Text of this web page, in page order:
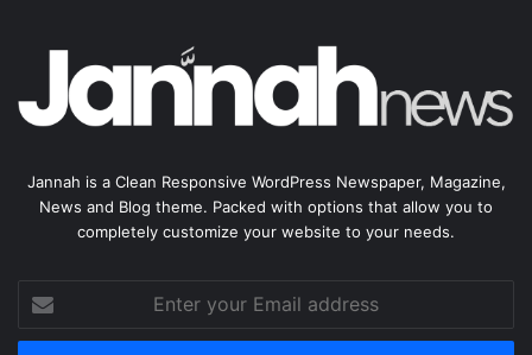
Jannah is a Clean Responsive WordPress Newspaper, Magazine,
News and Blog theme. Packed with options that allow you to
completely customize your website to your needs.
your
Email